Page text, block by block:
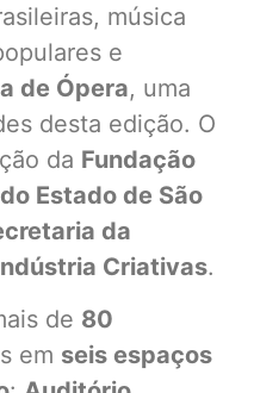
música
e
de Ópera, uma
desta edição. O
da Fundação
Estado de São
da
Criativas.
de 80
em seis espaços